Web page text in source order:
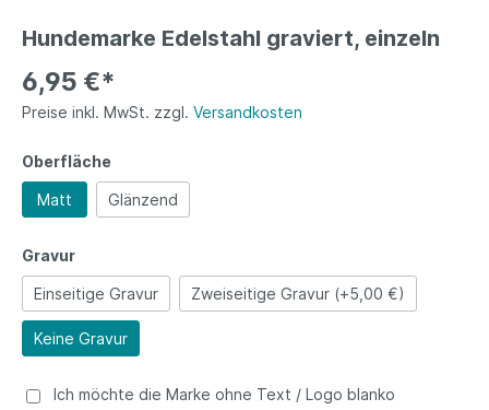
Hundemarke Edelstahl graviert, einzeln
6,95 €*
Preise inkl. MwSt. zzgl. Versandkosten
Oberfläche
Matt Glänzend
Gravur
Einseitige Gravur Zweiseitige Gravur (+5,00 €)
Keine Gravur
Ich möchte die Marke ohne Text / Logo blanko